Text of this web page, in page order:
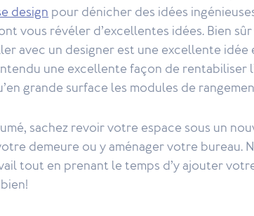
design pour dénicher des idées
vous révéler d’excellentes idées. Bien
avec un designer est une excellente
une excellente façon de rentabiliser
grande surface les modules de
sachez revoir votre espace sous un
demeure ou y aménager votre bureau.
tout en prenant le temps d’y ajouter